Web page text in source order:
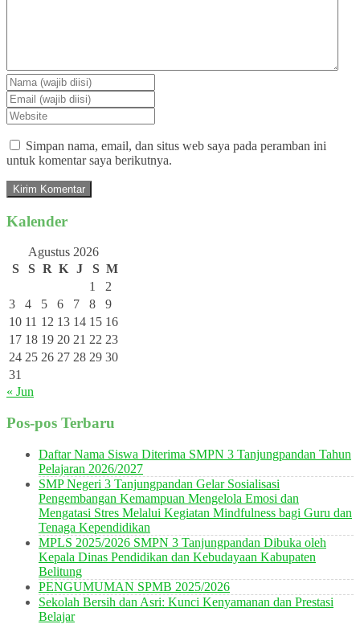
Simpan nama, email, dan situs web saya pada peramban ini
untuk komentar saya berikutnya.
Kalender
Agustus 2026
S
S R K J S M
1
2
3
4 5 6 7 8
9
10 11 12 13 14 15 16
17 18 19 20 21 22 23
24 25 26 27 28 29 30
31
« Jun
Pos-pos Terbaru
Daftar Nama Siswa Diterima SMPN 3 Tanjungpandan Tahun
Pelajaran 2026/2027
SMP Negeri 3 Tanjungpandan Gelar Sosialisasi
Pengembangan Kemampuan Mengelola Emosi dan
Mengatasi Stres Melalui Kegiatan Mindfulness bagi Guru dan
Tenaga Kependidikan
MPLS 2025/2026 SMPN 3 Tanjungpandan Dibuka oleh
Kepala Dinas Pendidikan dan Kebudayaan Kabupaten
Belitung
PENGUMUMAN SPMB 2025/2026
Sekolah Bersih dan Asri: Kunci Kenyamanan dan Prestasi
Belajar